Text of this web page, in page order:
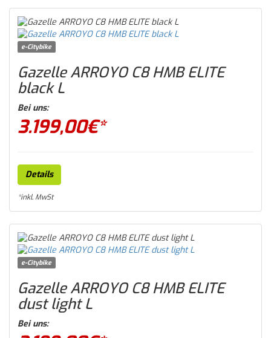
e-Citybike
Gazelle ARROYO C8 HMB ELITE
black L
Bei uns:
3.199,00€*
Details
*inkl. MwSt
e-Citybike
Gazelle ARROYO C8 HMB ELITE
dust light L
Bei uns: